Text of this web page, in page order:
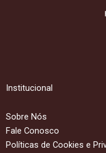
Institucional
Sobre Nós
Fale Conosco
Políticas de Cookies e